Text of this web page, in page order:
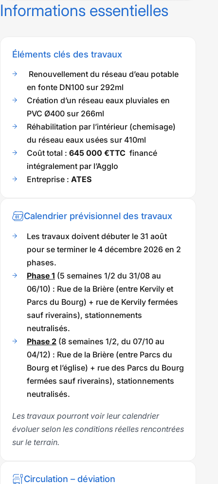
Informations essentielles
Éléments clés des travaux
Renouvellement du réseau d’eau potable
en fonte DN100 sur 292ml
Création d’un réseau eaux pluviales en
PVC Ø400 sur 266ml
Réhabilitation par l’intérieur (chemisage)
du réseau eaux usées sur 410ml
Coût total : 645 000 €TTC financé
intégralement par l’Agglo
Entreprise : ATES
Calendrier prévisionnel des travaux
Les travaux doivent débuter le 31 août
pour se terminer le 4 décembre 2026 en 2
phases.
Phase 1 (5 semaines 1/2 du 31/08 au
06/10) : Rue de la Brière (entre Kervily et
Parcs du Bourg) + rue de Kervily fermées
sauf riverains), stationnements
neutralisés.
Phase 2 (8 semaines 1/2, du 07/10 au
04/12) : Rue de la Brière (entre Parcs du
Bourg et l’église) + rue des Parcs du Bourg
fermées sauf riverains), stationnements
neutralisés.
Les travaux pourront voir leur calendrier
évoluer selon les conditions réelles rencontrées
sur le terrain.
Circulation – déviation